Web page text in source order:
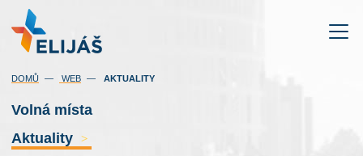
DOMŮ WEB AKTUALITY(AKTUÁLNÍ)
Volná místa
Aktuality
>